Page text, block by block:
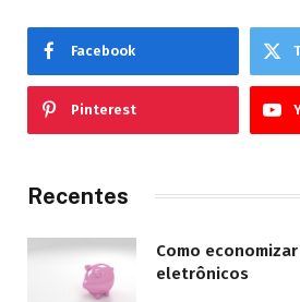
Facebook
Pinterest
Recentes
Como
eletrônicos